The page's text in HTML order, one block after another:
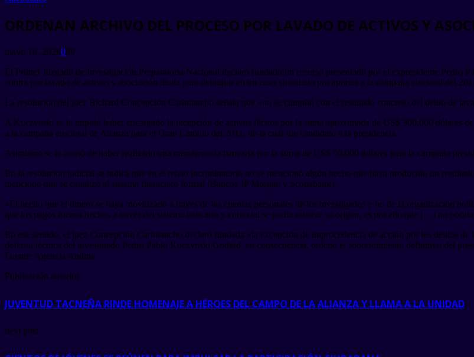
ORDENAN ARCHIVO DEL PROCESO POR LAVADO DE ACTIVOS Y
mayo 16, 2026080
El Primer Juzgado de Investigación Preparatoria Nacional declaró fundado un recurso presentado por el expresidente
contra por lavado de activos y asociación ilícita para delinquir en un caso vinculado por aportes a la campaña electoral del
La resolución del juez Richard Concepción Carhuancho señala que «no se cumplió con el resultado concreto del delito de
A Kuczynski se le imputó haber encargado la recepción de activos ilícitos por la suma aproximada de US$ 300,000 dólares
a la campaña electoral de Alianza para el Gran Cambio del 2011, de la cual fue candidato a la presidencia.
Asimismo se le acusó de haber realizado una transferencia bancaria por la suma de US$ 50,000 dólares para la campaña
En la resolución judicial se indica que en el relato incriminatorio no se mencionó algún hecho que haya producido un
mencionó que se canalizó al sistema financiero formal (Bancos JP Morgan y Scotiabank).
«El hecho que el dinero se haya movilizado a través de las cuentas personales de los investigados y no de la organización
que los pagos fueron hechos a través del sistema bancario y como tal se podía rastrear su origen, es por ello que […] no
En ese sentido, el juez Concepción Carhuancho declaró fundada «la excepción de improcedencia de acción por los delitos
defensa técnica del investigado Pedro Pablo Kuczynski Godard, en consecuencia, ordenó el sobreseimiento definitivo del
Fuente: Agencia Andina
Publicación anterior
JUVENTUD TACNEÑA RINDE HOMENAJE A HÉROES DEL CAMPO DE LA ALIANZA Y LLAMA A LA UNIDAD
next post